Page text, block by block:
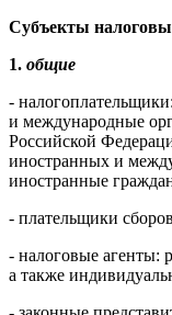
Субъекты
1. общие
-
и международные
Российской
иностранных и
иностранные
- плательщики
- налоговые агенты:
а также